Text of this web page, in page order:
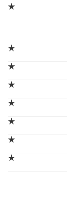
★
★
★
★
★
★
★
★